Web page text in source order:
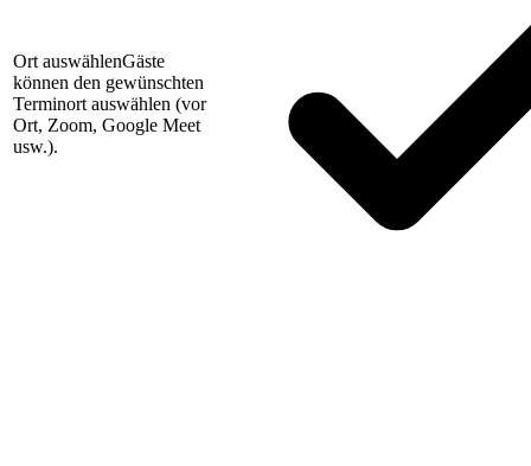
Ort auswählenGäste
können den gewünschten
Terminort auswählen (vor
Ort, Zoom, Google Meet
usw.).